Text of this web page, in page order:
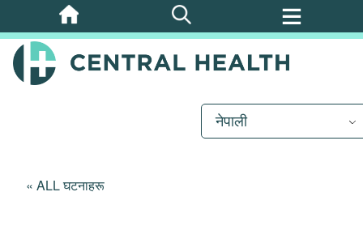
मुख्य
सामग्रीमा
जानुहोस्
नेपाली
« ALL घटनाहरू